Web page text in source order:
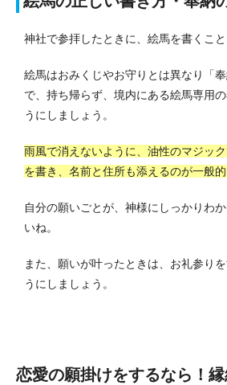
神社で参拝したときに、絵馬を書くこと
絵馬はおみくじやお守りとは異なり「
で、持ち帰らず、境内にある絵馬専用
うにしましょう。
雨風で消えないように、油性のマジッ
を書き、名前と住所も添えるのが一般
自分の願いごとが、神様にしっかりわ
いね。
また、願いが叶ったときは、お礼参り
うにしましょう。
恋愛の願掛けをするなら！